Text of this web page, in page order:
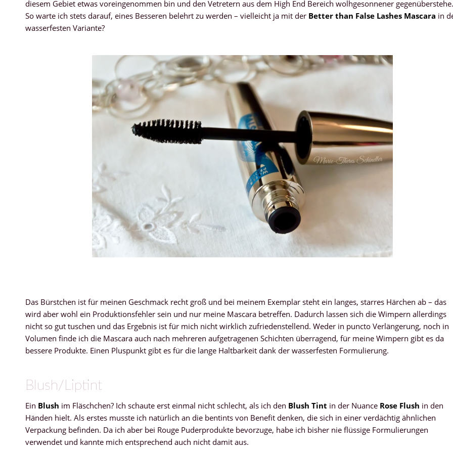
diesem Gebiet etwas voreingenommen bin und den Vetretern aus dem High End Bereich wolhgesonnener gegenüberstehe.
So warte ich stets darauf, eines Besseren belehrt zu werden – vielleicht ja mit der Better than False Lashes Mascara in
wasserfesten Variante?
Das Bürstchen ist für meinen Geschmack recht groß und bei meinem Exemplar steht ein langes, starres Härchen ab – das
wird aber wohl ein Produktionsfehler sein und nur meine Mascara betreffen. Dadurch lassen sich die Wimpern allerdings
nicht so gut tuschen und das Ergebnis ist für mich nicht wirklich zufriedenstellend. Weder in puncto Verlängerung, noch in
Volumen finde ich die Mascara auch nach mehreren aufgetragenen Schichten überragend, für meine Wimpern gibt es da
bessere Produkte. Einen Pluspunkt gibt es für die lange Haltbarkeit dank der wasserfesten Formulierung.
Blush/Liptint
Ein Blush im Fläschchen? Ich schaute erst einmal nicht schlecht, als ich den Blush Tint in der Nuance Rose Flush in den
Händen hielt. Als erstes musste ich natürlich an die bentints von Benefit denken, die sich in einer verdächtig ähnlichen
Verpackung befinden. Da ich aber bei Rouge Puderprodukte bevorzuge, habe ich bisher nie flüssige Formulierungen
verwendet und kannte mich entsprechend auch nicht damit aus.